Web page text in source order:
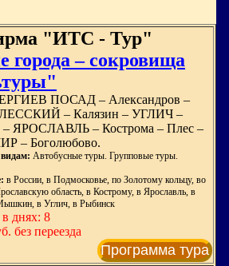
"ИТС - Тур"
города – сокровища
ПОСАД – Александров –
– Калязин – УГЛИЧ –
ЯРОСЛАВЛЬ – Кострома – Плес –
– Боголюбово.
Автобусные туры. Групповые туры.
в России, в Подмосковье, по Золотому кольцу, во
область, в Кострому, в Ярославль, в
в Углич, в Рыбинск
днях: 8
без переезда
Программа тура